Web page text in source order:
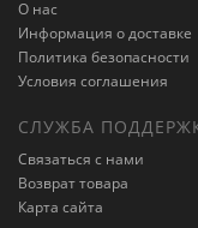
О нас
Информация о доставке
Политика безопасности
Условия соглашения
СЛУЖБА
Связаться с нами
Возврат товара
Карта сайта